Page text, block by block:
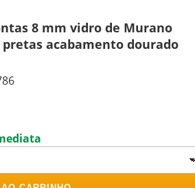
8 mm vidro de Murano
acabamento dourado